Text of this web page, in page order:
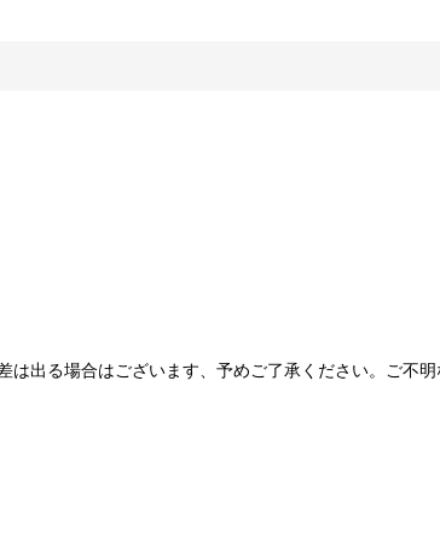
出る場合はございます、予めご了承ください。ご不明